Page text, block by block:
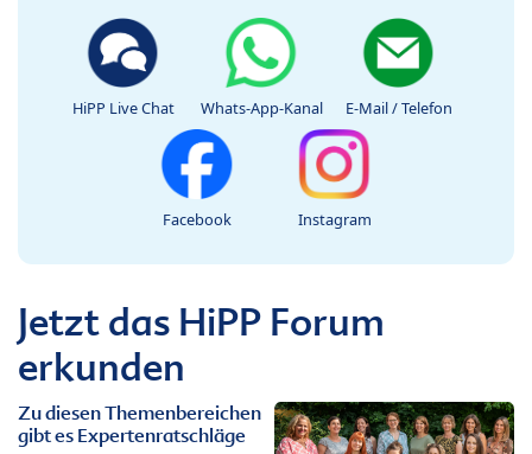
HiPP Live Chat Whats-App-Kanal E-Mail / Telefon
Facebook Instagram
Jetzt das HiPP Forum
erkunden
Zu diesen Themenbereichen
gibt es Expertenratschläge